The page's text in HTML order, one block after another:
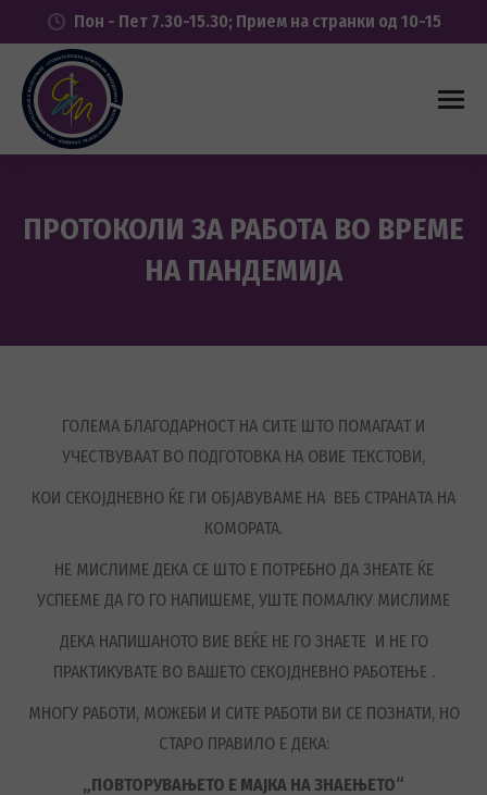
Пон - Пет 7.30-15.30; Прием на странки од 10-15
ПРОТОКОЛИ ЗА РАБОТА ВО ВРЕМЕ
НА ПАНДЕМИЈА
ГОЛЕМА БЛАГОДАРНОСТ НА СИТЕ ШТО ПОМАГААТ И
УЧЕСТВУВААТ ВО ПОДГОТОВКА НА ОВИЕ ТЕКСТОВИ,
КОИ СЕКОЈДНЕВНО ЌЕ ГИ ОБЈАВУВАМЕ НА ВЕБ СТРАНАTA НА
КОМОРАТА.
НЕ МИСЛИМЕ ДЕКА СЕ ШТО Е ПОТРЕБНО ДА ЗНЕАТЕ ЌЕ
УСПЕЕМЕ ДА ГО ГО НАПИШЕМЕ, УШТЕ ПОМАЛКУ МИСЛИМЕ
ДЕКА НАПИШАНОТО ВИЕ ВЕЌЕ НЕ ГО ЗНАЕТЕ И НЕ ГО
ПРАКТИКУВАТЕ ВО ВАШЕТО СЕКОЈДНЕВНО РАБОТЕЊЕ .
МНОГУ РАБОТИ, МОЖЕБИ И СИТЕ РАБОТИ ВИ СЕ ПОЗНАТИ, НО
СТАРО ПРАВИЛО Е ДЕКА:
„ПОВТОРУВАЊЕТО Е МАЈКА НА ЗНАЕЊЕТО“